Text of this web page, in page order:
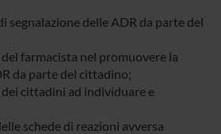
segnalazione delle ADR da parte del
farmacista nel promuovere la
da parte del cittadino;
cittadini ad individuare e
schede di reazioni avversa